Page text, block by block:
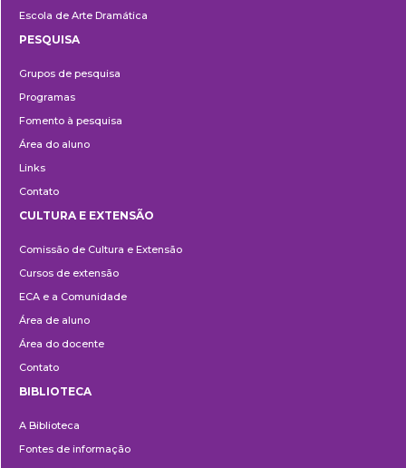
Escola de Arte Dramática
PESQUISA
Grupos de pesquisa
Programas
Fomento à pesquisa
Área do aluno
Links
Contato
e
Extensão
CULTURA E EXTENSÃO
Comissão de Cultura e Extensão
Cursos de extensão
ECA e a Comunidade
Área de aluno
Área do docente
Contato
BIBLIOTECA
A Biblioteca
Fontes de informação